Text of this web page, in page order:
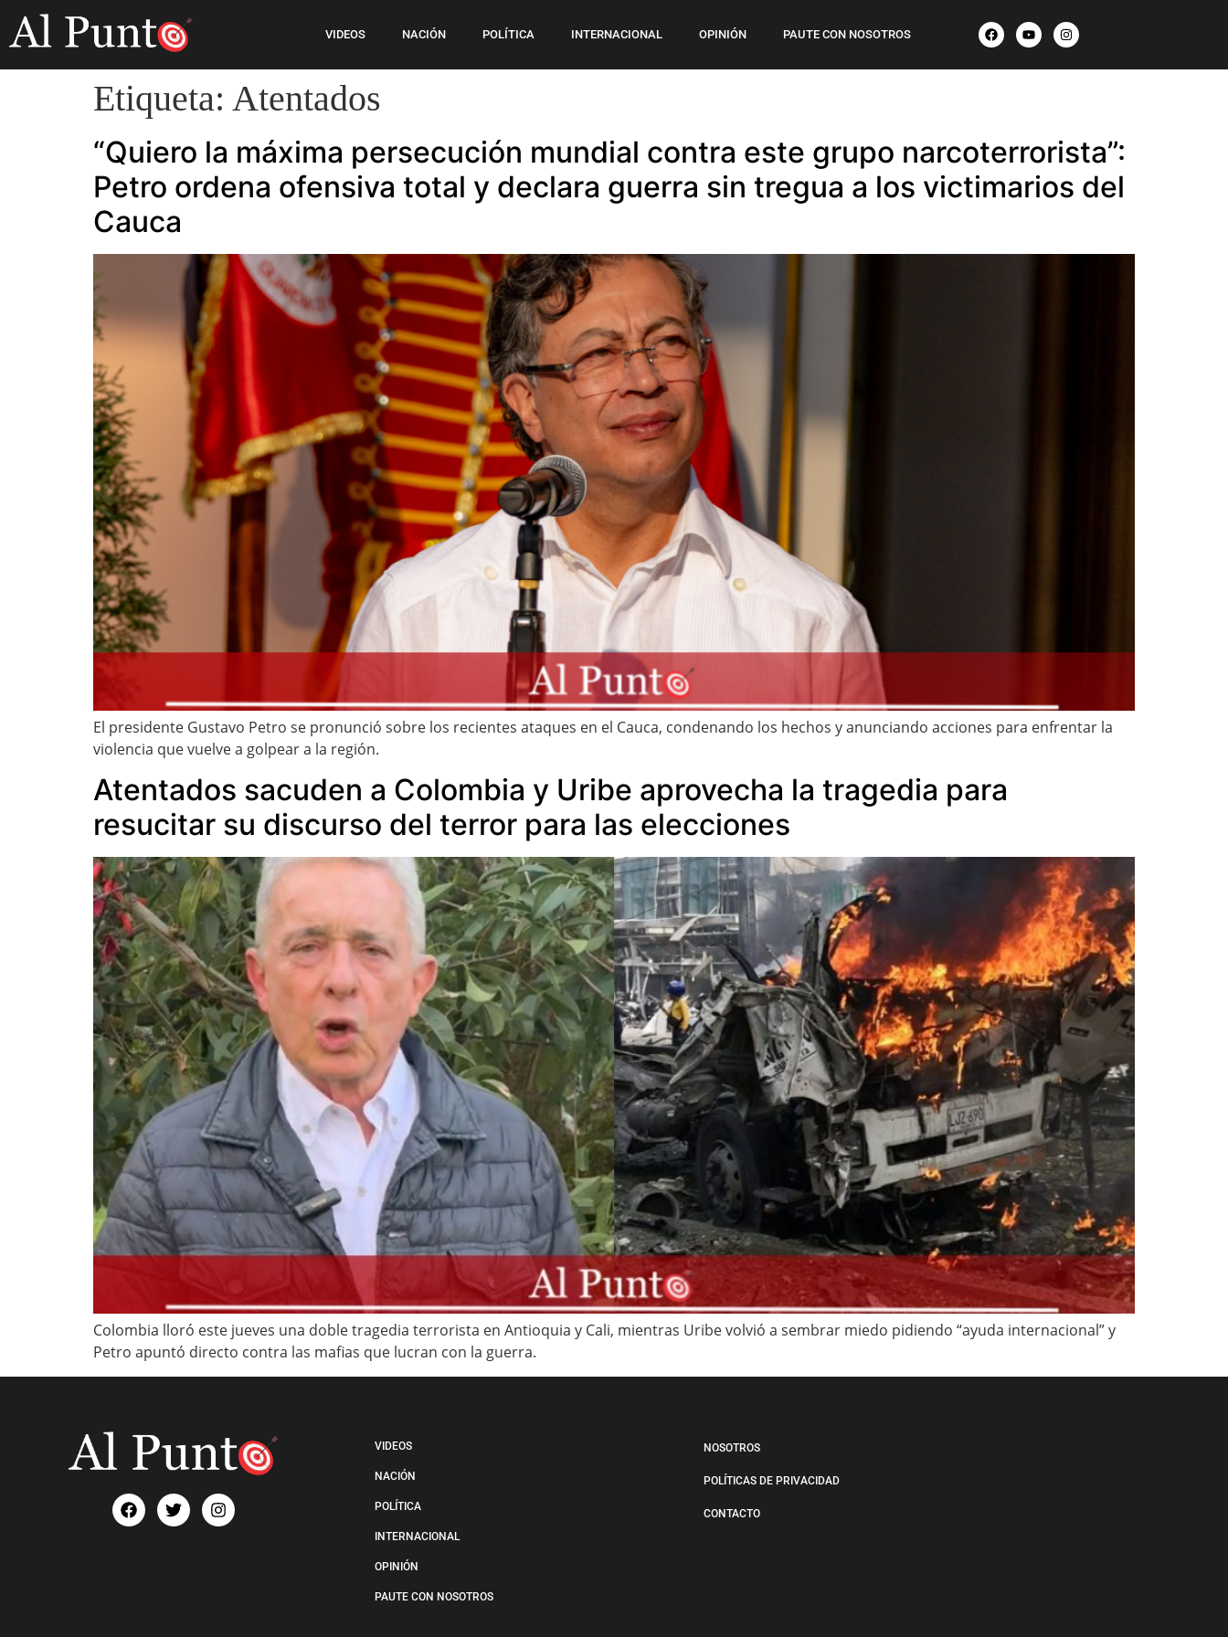
VIDEOS NACIÓN POLÍTICA INTERNACIONAL OPINIÓN PAUTE CON NOSOTROS
Etiqueta: Atentados
“Quiero la máxima persecución mundial contra este grupo narcoterrorista”:
Petro ordena ofensiva total y declara guerra sin tregua a los victimarios del
Cauca
El presidente Gustavo Petro se pronunció sobre los recientes ataques en el Cauca, condenando los hechos y anunciando acciones para enfrentar la
violencia que vuelve a golpear a la región.
Atentados sacuden a Colombia y Uribe aprovecha la tragedia para
resucitar su discurso del terror para las elecciones
Colombia lloró este jueves una doble tragedia terrorista en Antioquia y Cali, mientras Uribe volvió a sembrar miedo pidiendo “ayuda internacional” y
Petro apuntó directo contra las mafias que lucran con la guerra.
VIDEOS
NACIÓN
POLÍTICA
INTERNACIONAL
OPINIÓN
PAUTE CON NOSOTROS
NOSOTROS
POLÍTICAS DE PRIVACIDAD
CONTACTO